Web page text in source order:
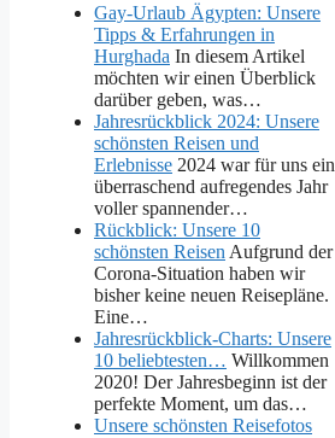
Gay-Urlaub Ägypten: Unsere
Tipps & Erfahrungen in
Hurghada In diesem Artikel
möchten wir einen Überblick
darüber geben, was…
Jahresrückblick 2024: Unsere
schönsten Reisen und
Erlebnisse 2024 war für uns ein
überraschend aufregendes Jahr
voller spannender…
Rückblick: Unsere 10
schönsten Reisen Aufgrund der
Corona-Situation haben wir
bisher keine neuen Reisepläne.
Eine…
Jahresrückblick-Charts: Unsere
10 beliebtesten… Willkommen
2020! Der Jahresbeginn ist der
perfekte Moment, um das…
Unsere schönsten Reisefotos